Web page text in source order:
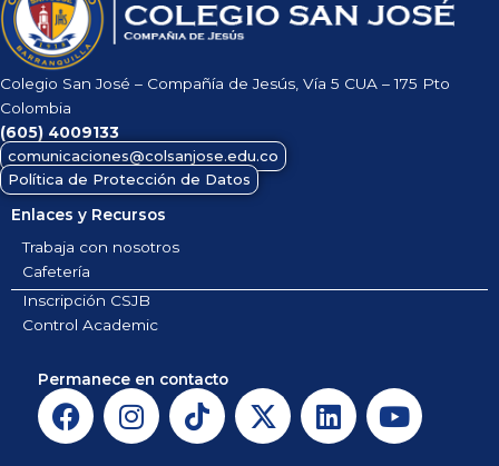
Colegio San José – Compañía de Jesús, Vía 5 CUA – 175 Pto
Colombia
(605) 4009133
comunicaciones@colsanjose.edu.co
Política de Protección de Datos
Enlaces y Recursos
Trabaja con nosotros
Cafetería
Inscripción CSJB
Control Academic
Permanece en contacto
F
a
I
n
T
i
X
-
L
i
Y
o